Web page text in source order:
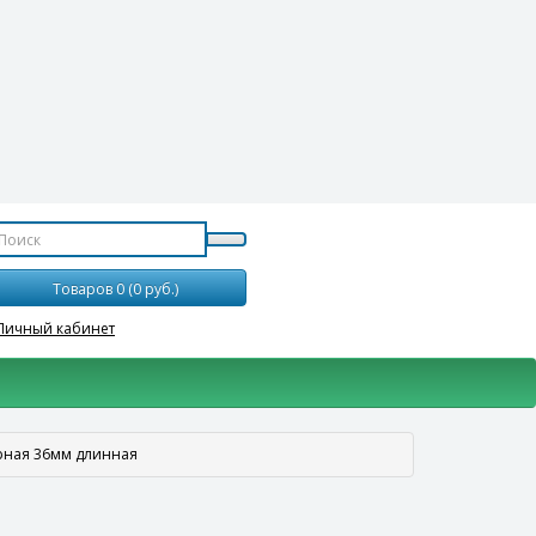
Товаров 0 (0 руб.)
кабинет
36мм длинная